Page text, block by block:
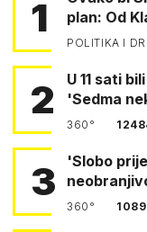
1
plan: Od
POLITIKA I
2
U 11 sati bili su pred Kninom.
'Sedma
360°
3
'Slobo
360°